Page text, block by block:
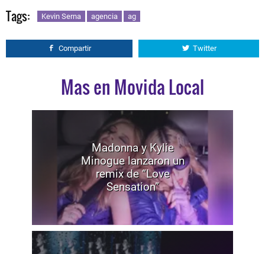
Tags: Kevin Serna agencia ag
Compartir Twitter
Mas en Movida Local
Madonna y Kylie
Minogue lanzaron un
remix de “Love
Sensation”